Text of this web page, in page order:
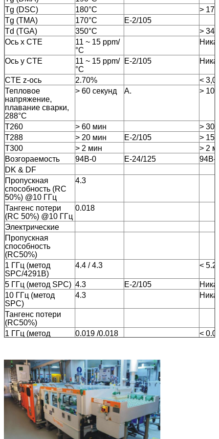
Tg (DSC)
180°С
>
Tg (TMA)
170°С
E-2/105
Td (TGA)
350°С
>
Ось х CTE
11 ~ 15 ppm/
°C
Ось y CTE
11 ~ 15 ppm/
°C
E-2/105
CTE z-ось 2.70%
<
Тепловое
напряжение,
плавание сварки,
288°C
> 60 секунд А. > 10
T260 > 60 мин
> 30
T288
> 20 мин E-2/105
> 15
T300
> 2 мин
> 2
Возгораемость
94В-0 Е-24/125
94В-
DK & DF
Пропускная
способность (RC
50%) @10 ГГц
4.3
Тангенс потери
(RC 50%) @10 ГГц
0.018
Электрические
Пропускная
способность
(RC50%)
1 ГГц (метод
SPC/4291B)
4.4 / 4.3 < 5.2
5 ГГц (метод SPC) 4.3 E-2/105
10 ГГц (метод
SPC)
4.3
Тангенс потери
(RC50%)
1 ГГц (метод
0.019 /0.018 <
10 ГГц (метод
SPC)
0.023
Сопротивляемость
объема
> 1010
МΩ•см
C-96/35/90 -
Процесс
рассмотрения
Сопротивляемость
поверхности
> 108 МΩ
C-96/35/90 -
Процесс
рассмотрения
Электрическая
> 40 кВ/мм А.